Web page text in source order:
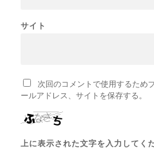
サイト
次回のコメントで使用するため
ールアドレス、サイトを保存する。
上に表示された文字を入力してく